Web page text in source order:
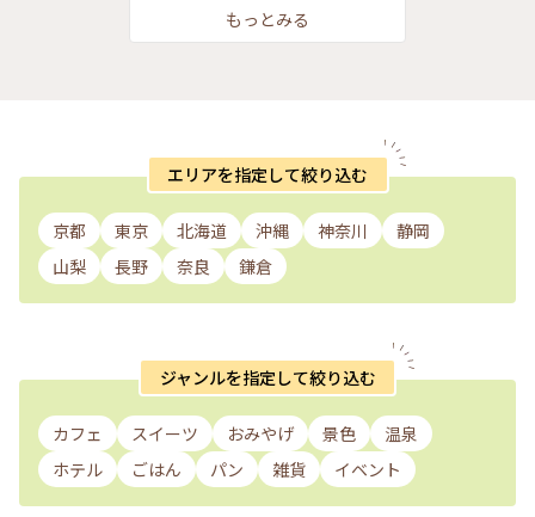
もっとみる
エリアを指定して絞り込む
京都 東京 北海道 沖縄 神奈川
静岡
山梨
長野 奈良 鎌倉
ジャンルを指定して絞り込む
カフェ スイーツ おみやげ 景色
温泉
ホテル
ごはん パン 雑貨 イベント